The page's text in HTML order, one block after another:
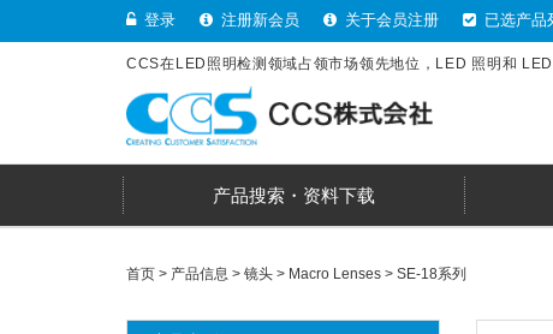
登录 注册新会员 关于会员注册 已选产品
CCS在LED照明检测领域占领市场领先地位，LED 照明和
产品搜索・资料下载
首页 > 产品信息 > 镜头 > Macro Lenses > SE-18系列